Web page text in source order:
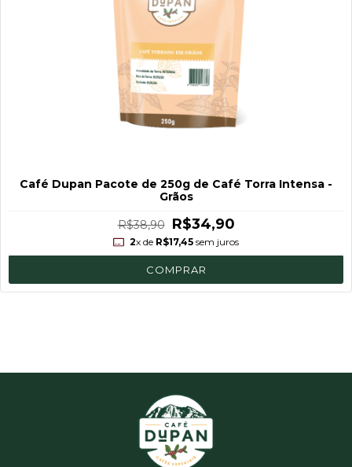
Café Dupan Pacote de 250g de Café Torra Intensa -
Grãos
R$38,90 R$34,90
2x de R$17,45sem juros
COMPRAR